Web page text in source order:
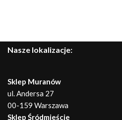
Nasze lokalizacje:
Sklep Muranów
ul. Andersa 27
00-159 Warszawa
Sklep Śródmieście